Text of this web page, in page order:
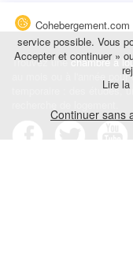
Trouvez unechambre à
au mois ou à l'année
temporaire : des études,
service possible. Vous
Accepter et continuer »
Lire la
Continuer sans